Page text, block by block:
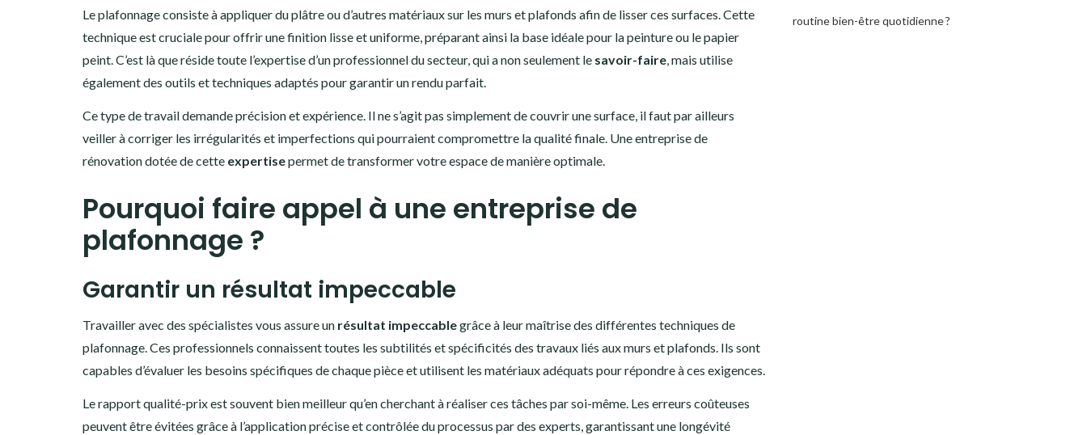
Le plafonnage consiste à appliquer du plâtre ou d’autres matériaux sur les murs et plafonds afin de lisser ces surfaces. Cette
technique est cruciale pour offrir une finition lisse et uniforme, préparant ainsi la base idéale pour la peinture ou le papier
peint. C’est là que réside toute l’expertise d’un professionnel du secteur, qui a non seulement le savoir-faire, mais utilise
également des outils et techniques adaptés pour garantir un rendu parfait.
Ce type de travail demande précision et expérience. Il ne s’agit pas simplement de couvrir une surface, il faut par ailleurs
veiller à corriger les irrégularités et imperfections qui pourraient compromettre la qualité finale. Une entreprise de
rénovation dotée de cette expertisepermet de transformer votre espace de manière optimale.
Pourquoi faire appel à une entreprise de
plafonnage ?
Garantir un résultat impeccable
Travailler avec des spécialistes vous assure un résultat impeccablegrâce à leur maîtrise des différentes techniques de
plafonnage. Ces professionnels connaissent toutes les subtilités et spécificités des travaux liés aux murs et plafonds. Ils sont
capables d’évaluer les besoins spécifiques de chaque pièce et utilisent les matériaux adéquats pour répondre à ces exigences.
Le rapport qualité-prix est souvent bien meilleur qu’en cherchant à réaliser ces tâches par soi-même. Les erreurs coûteuses
peuvent être évitées grâce à l’application précise et contrôlée du processus par des experts, garantissant une longévité
routine bien-être quotidienne ?